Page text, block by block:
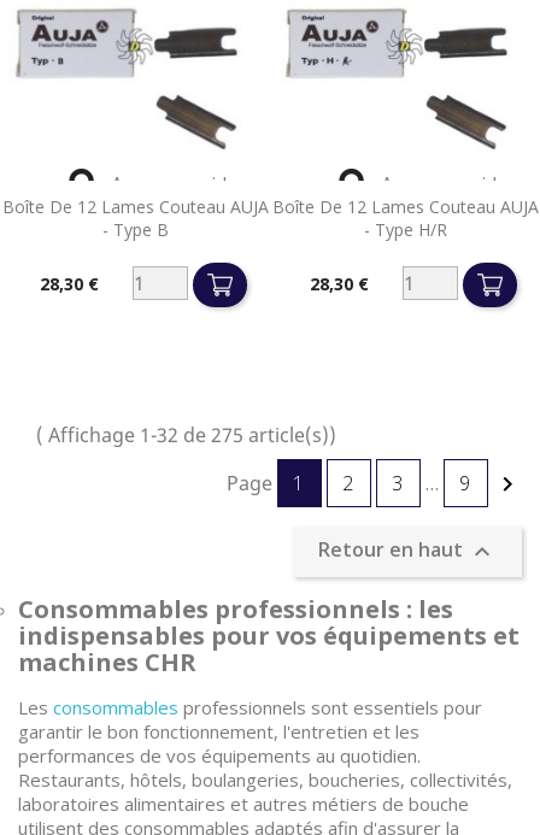
Boîte De 12 Lames Couteau AUJA
- Type B
28,30 €
 Aperçu rapide
Boîte De 12 Lames Couteau AUJA
- Type H/R
28,30 €
 Aperçu rapide
( Affichage 1-32 de 275 article(s))
Page
1 2 3 … 9 
Retour en haut 
Consommables professionnels : les
indispensables pour vos équipements et
machines CHR
Les consommables professionnels sont essentiels pour
garantir le bon fonctionnement, l'entretien et les
performances de vos équipements au quotidien.
Restaurants, hôtels, boulangeries, boucheries, collectivités,
laboratoires alimentaires et autres métiers de bouche
utilisent des consommables adaptés afin d'assurer la